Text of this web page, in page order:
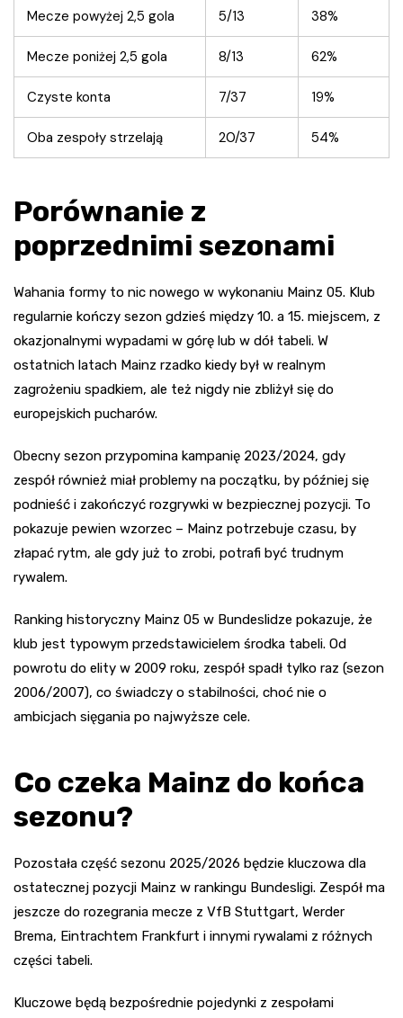
Mecze powyżej 2,5 gola 5/13 38%
Mecze poniżej 2,5 gola 8/13 62%
Czyste konta 7/37 19%
Oba zespoły strzelają 20/37 54%
Porównanie z
poprzednimi sezonami
Wahania formy to nic nowego w wykonaniu Mainz 05. Klub
regularnie kończy sezon gdzieś między 10. a 15. miejscem, z
okazjonalnymi wypadami w górę lub w dół tabeli. W
ostatnich latach Mainz rzadko kiedy był w realnym
zagrożeniu spadkiem, ale też nigdy nie zbliżył się do
europejskich pucharów.
Obecny sezon przypomina kampanię 2023/2024, gdy
zespół również miał problemy na początku, by później się
podnieść i zakończyć rozgrywki w bezpiecznej pozycji. To
pokazuje pewien wzorzec – Mainz potrzebuje czasu, by
złapać rytm, ale gdy już to zrobi, potrafi być trudnym
rywalem.
Ranking historyczny Mainz 05 w Bundeslidze pokazuje, że
klub jest typowym przedstawicielem środka tabeli. Od
powrotu do elity w 2009 roku, zespół spadł tylko raz (sezon
2006/2007), co świadczy o stabilności, choć nie o
ambicjach sięgania po najwyższe cele.
Co czeka Mainz do końca
sezonu?
Pozostała część sezonu 2025/2026 będzie kluczowa dla
ostatecznej pozycji Mainz w rankingu Bundesligi. Zespół ma
jeszcze do rozegrania mecze z VfB Stuttgart, Werder
Brema, Eintrachtem Frankfurt i innymi rywalami z różnych
części tabeli.
Kluczowe będą bezpośrednie pojedynki z zespołami